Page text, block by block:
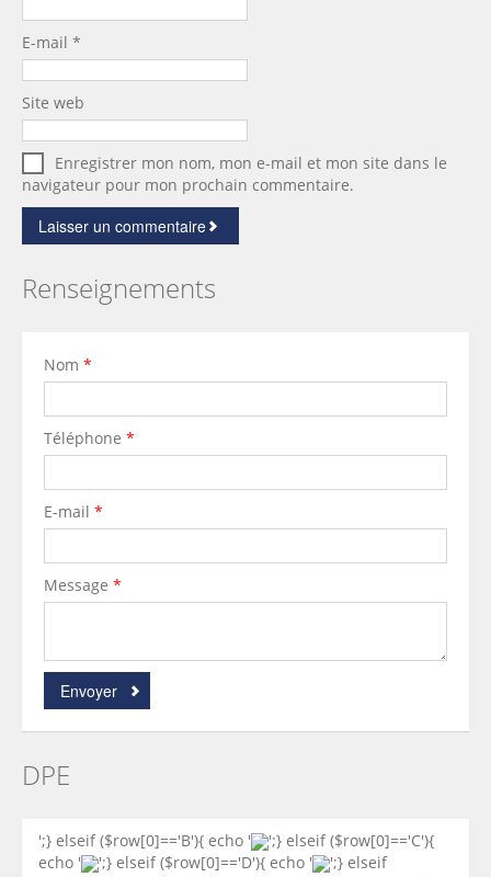
E-mail *
Site web
Enregistrer mon nom, mon e-mail et mon site dans le
navigateur pour mon prochain commentaire.
Renseignements
Nom *
Téléphone *
E-mail *
Message *
Envoyer
DPE
';} elseif ($row[0]=='B'){ echo '
';} elseif ($row[0]=='C'){
echo '
';} elseif ($row[0]=='D'){ echo '
';} elseif